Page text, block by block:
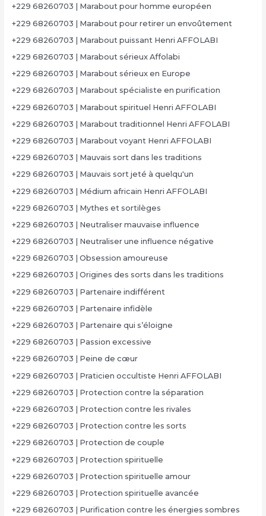
+229 68260703 | Marabout pour homme européen
+229 68260703 | Marabout pour retirer un envoûtement
+229 68260703 | Marabout puissant Henri AFFOLABI
+229 68260703 | Marabout sérieux Affolabi
+229 68260703 | Marabout sérieux en Europe
+229 68260703 | Marabout spécialiste en purification
+229 68260703 | Marabout spirituel Henri AFFOLABI
+229 68260703 | Marabout traditionnel Henri AFFOLABI
+229 68260703 | Marabout voyant Henri AFFOLABI
+229 68260703 | Mauvais sort dans les traditions
+229 68260703 | Mauvais sort jeté à quelqu'un
+229 68260703 | Médium africain Henri AFFOLABI
+229 68260703 | Mythes et sortilèges
+229 68260703 | Neutraliser mauvaise influence
+229 68260703 | Neutraliser une influence négative
+229 68260703 | Obsession amoureuse
+229 68260703 | Origines des sorts dans les traditions
+229 68260703 | Partenaire indifférent
+229 68260703 | Partenaire infidèle
+229 68260703 | Partenaire qui s’éloigne
+229 68260703 | Passion excessive
+229 68260703 | Peine de cœur
+229 68260703 | Praticien occultiste Henri AFFOLABI
+229 68260703 | Protection contre la séparation
+229 68260703 | Protection contre les rivales
+229 68260703 | Protection contre les sorts
+229 68260703 | Protection de couple
+229 68260703 | Protection spirituelle
+229 68260703 | Protection spirituelle amour
+229 68260703 | Protection spirituelle avancée
+229 68260703 | Purification contre les énergies sombres